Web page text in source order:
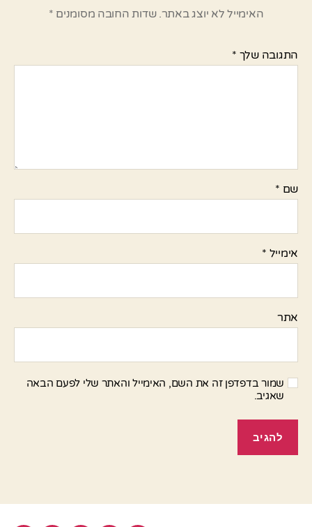
האימייל לא יוצג באתר. שדות החובה מסומנים *
התגובה שלך *
שם *
אימייל *
אתר
שמור בדפדפן זה את השם, האימייל והאתר שלי לפעם הבאה
שאגיב.